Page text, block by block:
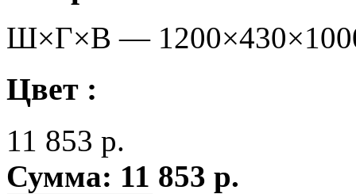
Ш×Г×В — 1200×430×
Цвет :
11 853 р.
Сумма: 11 853 р.